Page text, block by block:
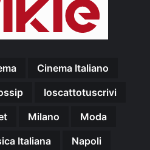
Cinema Italiano
Ioscattotuscrivi
Milano
Moda
Italiana
Napoli